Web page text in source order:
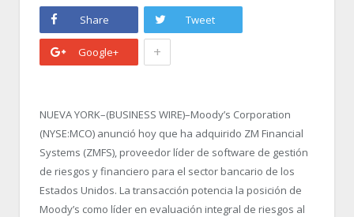
Share Tweet
Google+ +
NUEVA YORK–(BUSINESS WIRE)–Moody’s Corporation
(NYSE:MCO) anunció hoy que ha adquirido ZM Financial
Systems (ZMFS), proveedor líder de software de gestión
de riesgos y financiero para el sector bancario de los
Estados Unidos. La transacción potencia la posición de
Moody’s como líder en evaluación integral de riesgos al